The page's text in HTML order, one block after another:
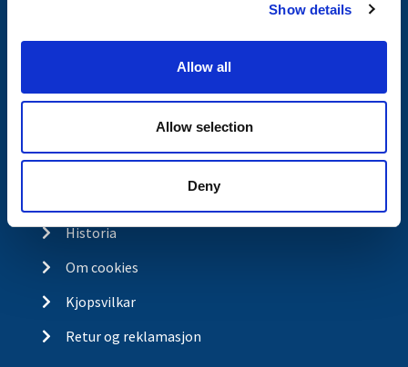
Show details
Allow all
Allow selection
Deny
Kontakt
Om Valeryd
Historia
Om cookies
Kjopsvilkar
Retur og reklamasjon